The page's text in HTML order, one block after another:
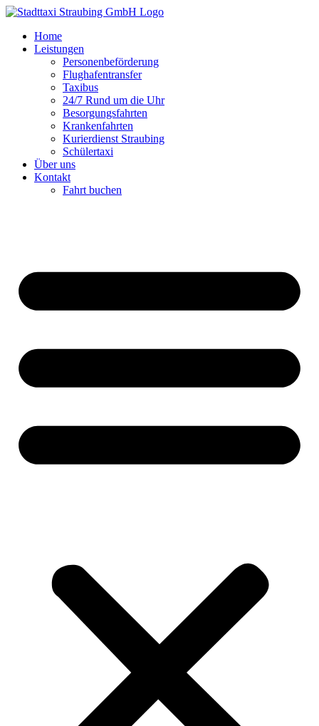
Zum
springenHome
Leistungen
Personenbeförderung
Flughafentransfer
Taxibus
24/7 Rund um die Uhr
Besorgungsfahrten
Krankenfahrten
Kurierdienst Straubing
Schülertaxi
Über uns
Kontakt
Fahrt buchen